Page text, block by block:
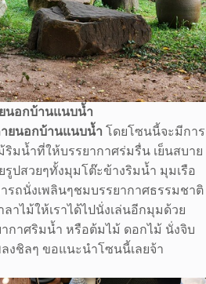
นอกบ้านแนบน้ำ
ยนอกบ้านแนบน้ำ โดยโซนนี้จะมีการ
มน้ำที่ให้บรรยากาศร่มรื่น เย็นสบาย
ปสวยๆทั้งมุมโต๊ะข้างริมน้ำ มุมเรือ
รถนั่งเพลินๆชมบรรยากาศธรรมชาติ
าไม้ให้เราได้ไปนั่งเล่นอีกมุมด้วย
กาศริมน้ำ หรือต้มไม้ ดอกไม้ นั่งจิบ
งชิลๆ ขอแนะนำโซนนี้เลยจ้า